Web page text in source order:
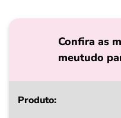
Confira as
meutudo
Produto